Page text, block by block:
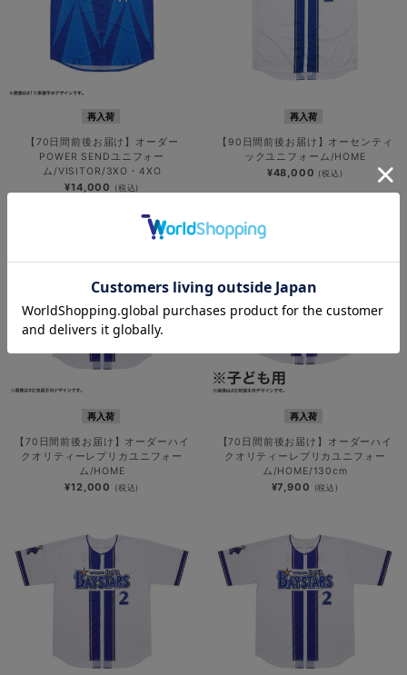
再入荷
【70日間前後お届け】オーダー
POWER SENDユニフォー
ム/VISITOR/3XO・4XO
¥14,000 (税込)
再入荷
【90日間前後お届け】オーセンティ
ックユニフォーム/HOME
¥48,000 (税込)
再入荷
【70日間前後お届け】オーダーハイ
クオリティーレプリカユニフォー
ム/HOME
¥12,000 (税込)
再入荷
【70日間前後お届け】オーダーハイ
クオリティーレプリカユニフォー
ム/HOME/130cm
¥7,900 (税込)